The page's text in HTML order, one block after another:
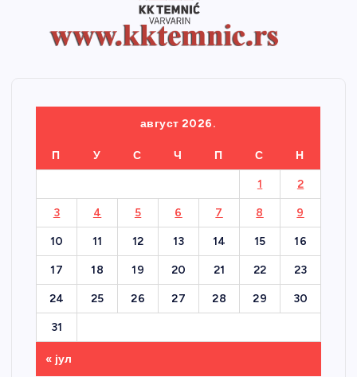
август 2026.
П У С Ч П С Н
1 2
3 4 5 6 7 8 9
10 11 12 13 14 15 16
17 18 19 20 21 22 23
24 25 26 27 28 29 30
31
« јул